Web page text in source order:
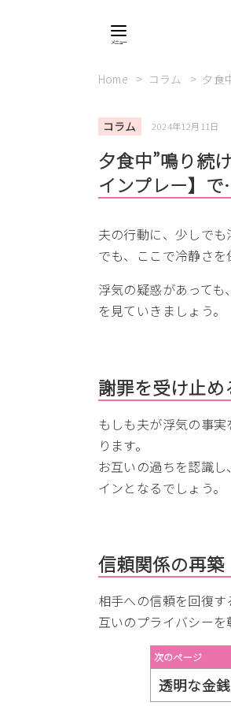
Home コラム 夕食
コラム 2024年12月11日
夕食中”鳴り続
インプレー】
夫の行動に、少しでも
でも、ここで冷静さ
浮気の疑惑があって
を見ていきましょう。
謝罪を受け止め
もしも夫が浮気の事
ります。
お互いの過ちを認識
インとなるでしょう。
信頼関係の再築
相手への信頼を回復
互いのプライバシー
次のページ
透明な金